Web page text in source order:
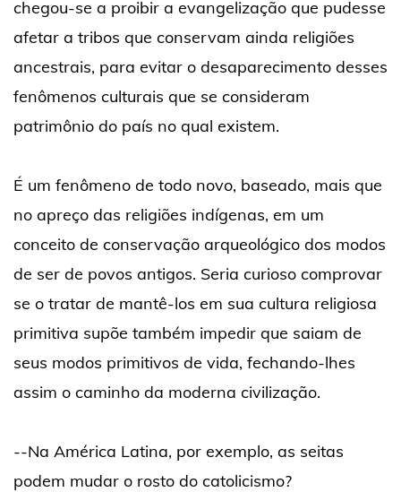
chegou-se a proibir a evangelização que pudesse
afetar a tribos que conservam ainda religiões
ancestrais, para evitar o desaparecimento desses
fenômenos culturais que se consideram
patrimônio do país no qual existem.
É um fenômeno de todo novo, baseado, mais que
no apreço das religiões indígenas, em um
conceito de conservação arqueológico dos modos
de ser de povos antigos. Seria curioso comprovar
se o tratar de mantê-los em sua cultura religiosa
primitiva supõe também impedir que saiam de
seus modos primitivos de vida, fechando-lhes
assim o caminho da moderna civilização.
--Na América Latina, por exemplo, as seitas
podem mudar o rosto do catolicismo?